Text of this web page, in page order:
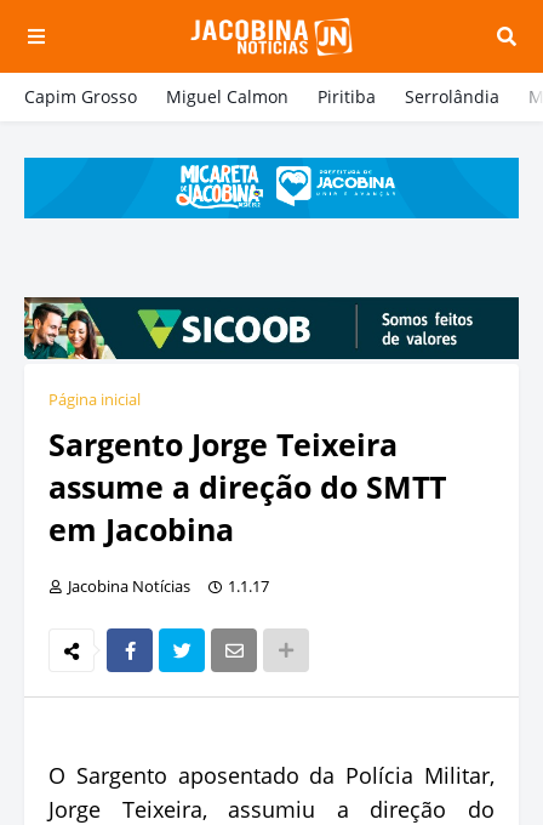
Capim Grosso Miguel Calmon Piritiba Serrolândia
Página inicial
Sargento Jorge Teixeira
assume a direção do SMTT
em Jacobina
Jacobina Notícias 1.1.17
O Sargento aposentado da Polícia Militar,
Jorge Teixeira, assumiu a direção do